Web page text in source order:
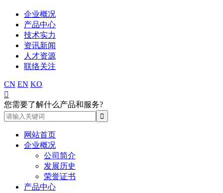
企业概况
产品中心
技术实力
资讯新闻
人才资源
联络关注
CN EN KO

您需要了解什么产品和服务?
网站首页
企业概况
公司简介
发展历史
荣誉证书
产品中心